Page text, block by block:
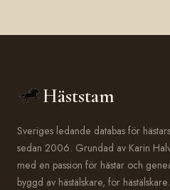
Häststam
Sveriges ledande databas för
sedan 2006. Grundad av Karin
med en passion för hästar och
byggd av hästälskare, för hästälskare.